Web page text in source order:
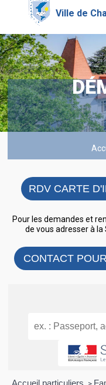
content
RDV CARTE
Pour les demandes et
de vous adresser à
CONTACT
Accueil particuliers